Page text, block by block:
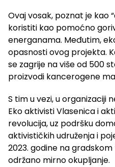
Ovaj vosak, poznat je kao
koristiti kao pomoćno
energanama. Međutim,
opasnosti ovog projekta.
se zagrije na više od 500
proizvodi kancerogene
S tim u vezi, u
Eko aktivisti Vlasenica i
revolucija, uz podršku
aktivističkih udruženja i
2023. godine na
održano mirno okupljanje.